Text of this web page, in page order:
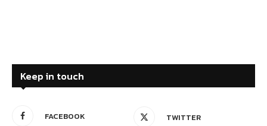
Keep in touch
FACEBOOK TWITTER